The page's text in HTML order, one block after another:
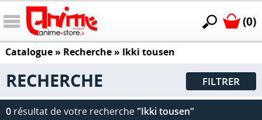
(0)
Catalogue» Recherche » Ikki tousen
RECHERCHE FILTRER
0 résultat de votre recherche "Ikki tousen"